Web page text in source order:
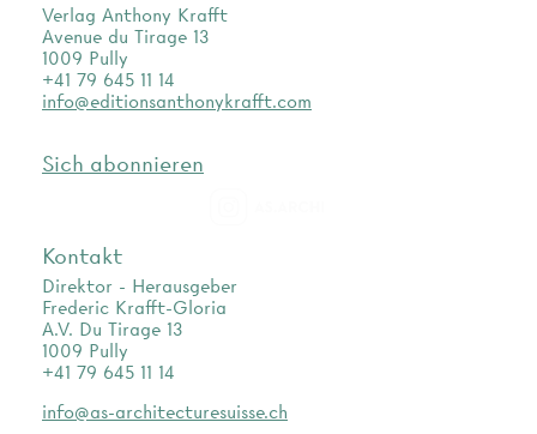
Verlag Anthony Krafft
Avenue du Tirage 13
1009 Pully
+41 79 645 11 14
info@editionsanthonykrafft.com
Sich abonnieren
Kontakt
Direktor - Herausgeber
Frederic Krafft-Gloria
A.V. Du Tirage 13
1009 Pully
+41 79 645 11 14
info@as-architecturesuisse.ch